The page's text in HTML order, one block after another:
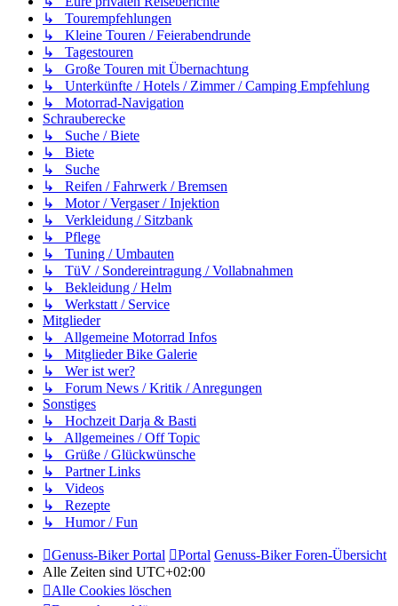
↳ Tourempfehlungen
↳ Kleine Touren / Feierabendrunde
↳ Tagestouren
↳ Große Touren mit Übernachtung
↳ Unterkünfte / Hotels / Zimmer / Camping Empfehlung
↳ Motorrad-Navigation
Schrauberecke
↳ Suche / Biete
↳ Biete
↳ Suche
↳ Reifen / Fahrwerk / Bremsen
↳ Motor / Vergaser / Injektion
↳ Verkleidung / Sitzbank
↳ Pflege
↳ Tuning / Umbauten
↳ TüV / Sondereintragung / Vollabnahmen
↳ Bekleidung / Helm
↳ Werkstatt / Service
Mitglieder
↳ Allgemeine Motorrad Infos
↳ Mitglieder Bike Galerie
↳ Wer ist wer?
↳ Forum News / Kritik / Anregungen
Sonstiges
↳ Hochzeit Darja & Basti
↳ Allgemeines / Off Topic
↳ Grüße / Glückwünsche
↳ Partner Links
↳ Videos
↳ Rezepte
↳ Humor / Fun
Genuss-Biker Portal Portal Genuss-Biker Foren-Übersicht
Alle Zeiten sind UTC+02:00
Alle Cookies löschen